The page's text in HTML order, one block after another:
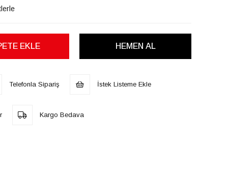
Telefonla Sipariş İstek Listeme Ekle
Kargo Bedava